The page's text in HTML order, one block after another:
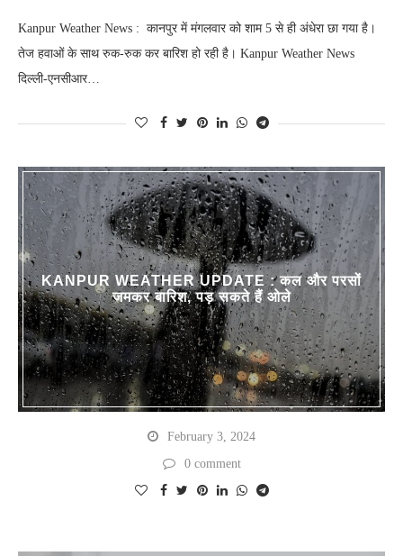
Kanpur Weather News : कानपुर में मंगलवार को शाम 5 से ही अंधेरा छा गया है।
तेज हवाओं के साथ रुक-रुक कर बारिश हो रही है। Kanpur Weather News
दिल्ली-एनसीआर…
KANPUR WEATHER UPDATE : कल और परसों
जमकर बारिश, पड़ सकते हैं ओले
February 3, 2024
0 comment